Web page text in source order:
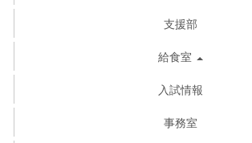
支援部
給食室
入試情報
事務室